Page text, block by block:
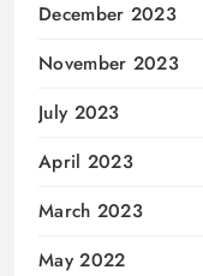
December 2023
November 2023
July 2023
April 2023
March 2023
May 2022